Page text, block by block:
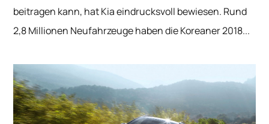
beitragen kann, hat Kia eindrucksvoll bewiesen. Rund
2,8 Millionen Neufahrzeuge haben die Koreaner 2018...